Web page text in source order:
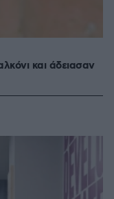
και άδειασαν